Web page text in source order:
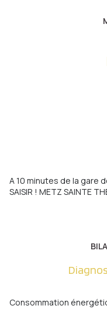
A 10 minutes de la gare
SAISIR ! METZ SAINTE
Consommation